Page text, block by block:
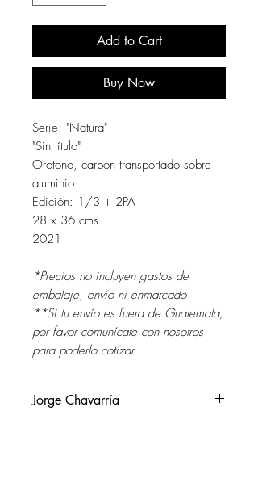
Add to Cart
Buy Now
Serie: "Natura"
"Sin título"
Orotono, carbon transportado sobre
aluminio
Edición: 1/3 + 2PA
28 x 36 cms
2021
*Precios no incluyen gastos de
embalaje, envío ni enmarcado
**Si tu envío es fuera de Guatemala,
por favor comunícate con nosotros
para poderlo cotizar.
Jorge Chavarría